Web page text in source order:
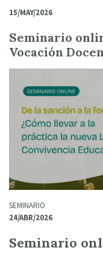
15/MAY/2026
Seminario
Vocación
SEMINARIO
24/ABR/2026
Seminario